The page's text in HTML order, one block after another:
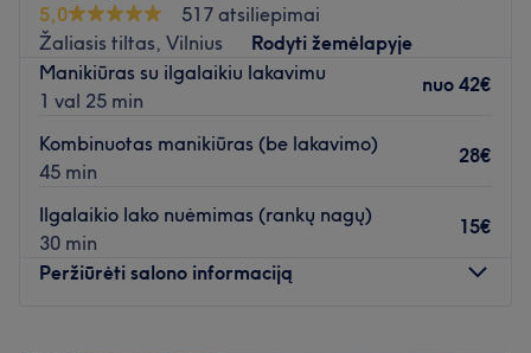
5,0
517 atsiliepimai
Žaliasis tiltas, Vilnius
Rodyti žemėlapyje
Manikiūras su ilgalaikiu lakavimu
1 val 25 min
nuo 42€
Kombinuotas manikiūras (be lakavimo)
45 min
28€
Ilgalaikio lako nuėmimas (rankų nagų)
30 min
15€
Peržiūrėti salono informaciją